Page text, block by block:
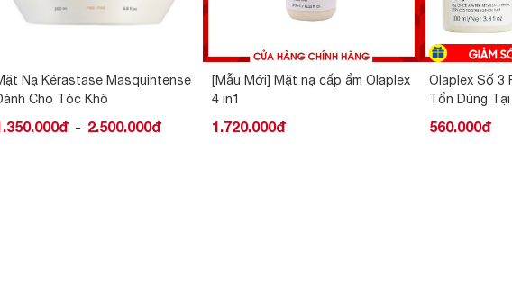
[Mẫu Mới] Mặt nạ cấp ẩm Olaplex
4 in1
1.720.000đ
Olaplex Số 3 Phục Hồi Tóc Hư
Tổn Dùng Tại Nhà
560.000đ
Nón Hấp
Quốc Cao
1.060.000đ